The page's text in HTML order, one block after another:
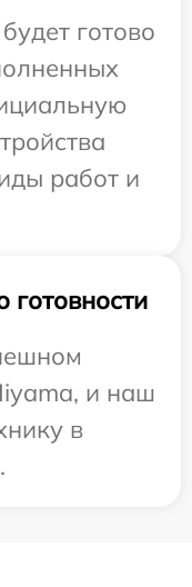
готово
работ и
и наш
в